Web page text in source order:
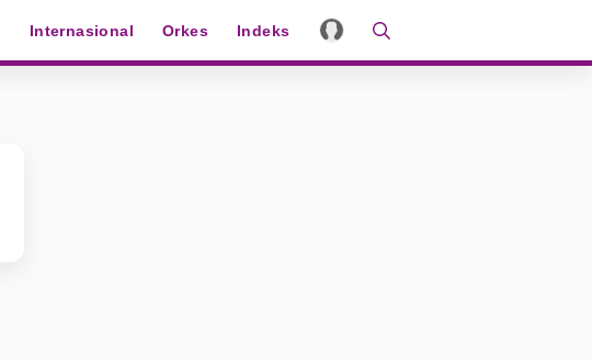
Internasional Orkes Indeks